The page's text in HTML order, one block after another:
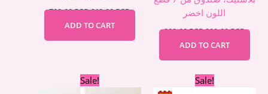
700,00EGP610,00EGP
ADD TO CART
اللون اخضر
399,00EGP299,00EGP
ADD TO CART
Sale!Original
price
price
Sale!Original
price